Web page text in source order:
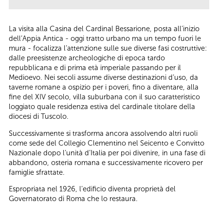
La visita alla Casina del Cardinal Bessarione, posta all’inizio
dell’Appia Antica - oggi tratto urbano ma un tempo fuori le
mura - focalizza l’attenzione sulle sue diverse fasi costruttive:
dalle preesistenze archeologiche di epoca tardo
repubblicana e di prima età imperiale passando per il
Medioevo. Nei secoli assume diverse destinazioni d’uso, da
taverne romane a ospizio per i poveri, fino a diventare, alla
fine del XIV secolo, villa suburbana con il suo caratteristico
loggiato quale residenza estiva del cardinale titolare della
diocesi di Tuscolo.
Successivamente si trasforma ancora assolvendo altri ruoli
come sede del Collegio Clementino nel Seicento e Convitto
Nazionale dopo l’unità d’Italia per poi divenire, in una fase di
abbandono, osteria romana e successivamente ricovero per
famiglie sfrattate.
Espropriata nel 1926, l’edificio diventa proprietà del
Governatorato di Roma che lo restaura.